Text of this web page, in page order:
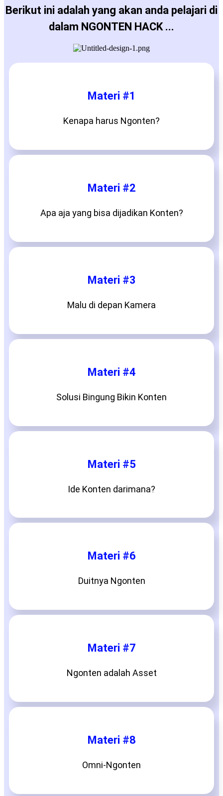
Berikut ini adalah yang akan anda pelajari di
dalam NGONTEN HACK ...
Materi #1
Kenapa harus Ngonten?
Materi #2
Apa aja yang bisa dijadikan Konten?
Materi #3
Malu di depan Kamera
Materi #4
Solusi Bingung Bikin Konten
Materi #5
Ide Konten darimana?
Materi #6
Duitnya Ngonten
Materi #7
Ngonten adalah Asset
Materi #8
Omni-Ngonten